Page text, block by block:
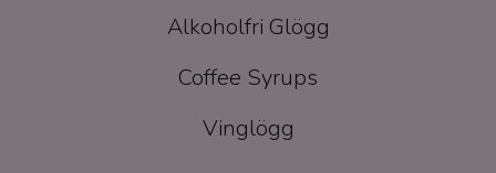
Alkoholfri Glögg
Coffee Syrups
Vinglögg